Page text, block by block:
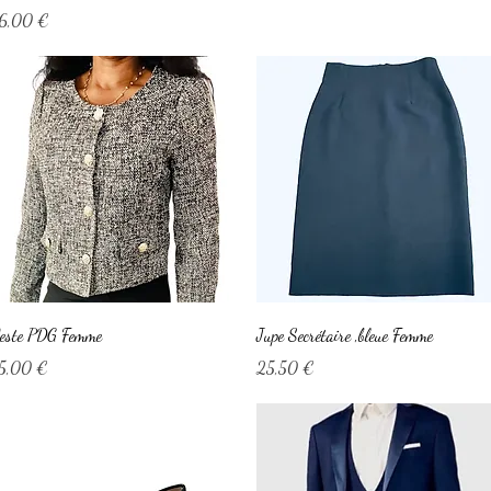
€
PDG Femme
€
Aperçu rapide
Jupe Secrétaire ,bleue Femme
Prix
25,50 €